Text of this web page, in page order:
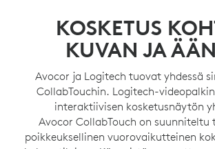
KOSKETUS
KUVAN JA
Avocor ja Logitech tuovat yhdessä
CollabTouchin. Logitech-
interaktiivisen kosketusnäytön
Avocor CollabTouch on suunniteltu
poikkeuksellinen vuorovaikutteinen